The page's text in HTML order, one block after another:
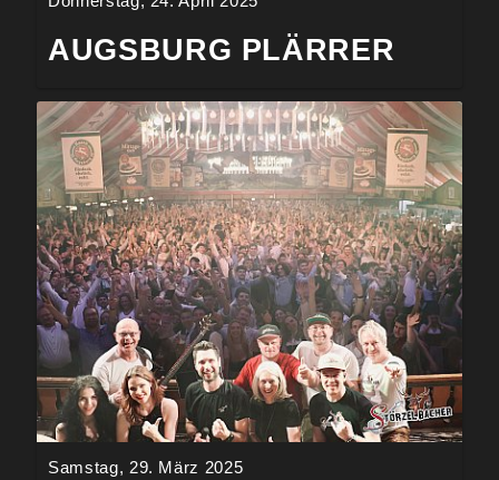
AUGSBURG PLÄRRER
Samstag, 29. März 2025